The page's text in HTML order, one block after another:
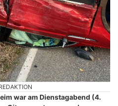
war am Dienstagabend (4.